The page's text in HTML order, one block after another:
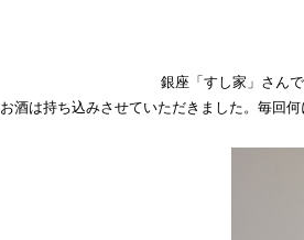
銀座「すし家」さん
お酒は持ち込みさせていただきました。毎回